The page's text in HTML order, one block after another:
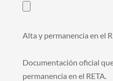
Alta y permanencia en el
Documentación oficial
permanencia en el RETA.